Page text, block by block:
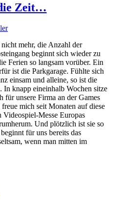
Zeit…
mehr, die Anzahl der
beginnt sich wieder zu
Ferien so langsam vorüber. Ein
ist die Parkgarage. Fühlte sich
einsam und alleine, so ist die
knapp eineinhalb Wochen sitze
unsere Firma an der Games
mich seit Monaten auf diese
Videospiel-Messe Europas
Und plötzlich ist sie so
für uns bereits das
wenn man mitten im